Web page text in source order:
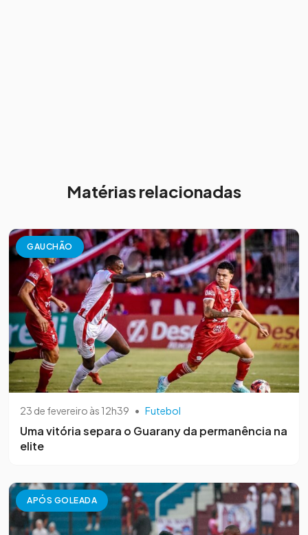
Matérias relacionadas
GAUCHÃO
23 de fevereiro às 12h39 • Futebol
Uma vitória separa o Guarany da permanência na
elite
APÓS GOLEADA